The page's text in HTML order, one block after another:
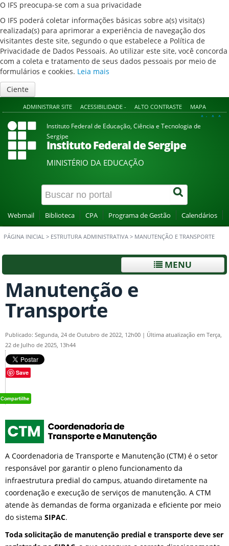
O IFS preocupa-se com a sua privacidade
O IFS poderá coletar informações básicas sobre a(s) visita(s)
realizada(s) para aprimorar a experiência de navegação dos
visitantes deste site, segundo o que estabelece a Política de
Privacidade de Dados Pessoais. Ao utilizar este site, você concorda
com a coleta e tratamento de seus dados pessoais por meio de
formulários e cookies. Leia mais
Ciente
ADMINISTRAR SITE ACESSIBILIDADE - ALTO CONTRASTE MAPA
A+ A A-
Instituto Federal de Educação, Ciência e Tecnologia de
Sergipe
Instituto Federal de Sergipe
MINISTÉRIO DA EDUCAÇÃO
Webmail Biblioteca CPA Programa de Gestão Calendários
PÁGINA INICIAL > ESTRUTURA ADMINISTRATIVA > MANUTENÇÃO E TRANSPORTE
MENU
Manutenção e
Transporte
Publicado: Segunda, 24 de Outubro de 2022, 12h00 | Última atualização em Terça,
22 de Julho de 2025, 13h44
Save
A Coordenadoria de Transporte e Manutenção (CTM) é o setor
responsável por garantir o pleno funcionamento da
infraestrutura predial do campus, atuando diretamente na
coordenação e execução de serviços de manutenção. A CTM
atende às demandas de forma organizada e eficiente por meio
do sistema SIPAC.
Toda solicitação de manutenção predial e transporte deve ser